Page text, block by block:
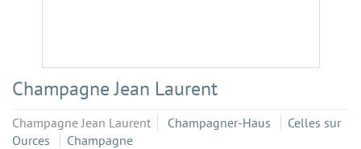
Champagne Jean Laurent
Champagne Jean Laurent Champagner-Haus
Celles sur
Ources
Champagne